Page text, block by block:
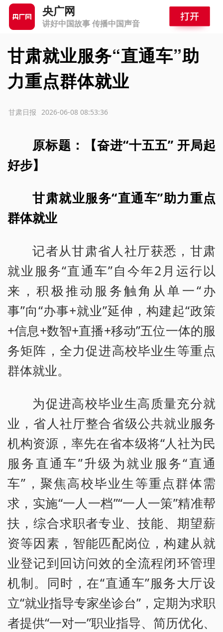
央广网
讲好中国故事 传播中国声音
甘肃就业服务“直通车”助
力重点群体就业
2026-06-08 08:53:36
甘肃日报
原标题：【奋进“十五五” 开局起
好步】
甘肃就业服务“直通车”助力重点
群体就业
记者从甘肃省人社厅获悉，甘肃
就业服务“直通车”自今年2月运行以
来，积极推动服务触角从单一“办
事”向“办事+就业”延伸，构建起“政策
+信息+数智+直播+移动”五位一体的服
务矩阵，全力促进高校毕业生等重点
群体就业。
为促进高校毕业生高质量充分就
业，省人社厅整合省级公共就业服务
机构资源，率先在省本级将“人社为民
服务直通车”升级为就业服务“直通
车”，聚焦高校毕业生等重点群体需
求，实施“一人一档”“一人一策”精准帮
扶，综合求职者专业、技能、期望薪
资等因素，智能匹配岗位，构建从就
业登记到回访问效的全流程闭环管理
机制。同时，在“直通车”服务大厅设
立“就业指导专家坐诊台”，定期为求职
者提供“一对一”职业指导、简历优化、